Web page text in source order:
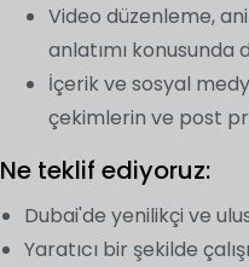
Video düzenleme,
anlatımı konusunda
İçerik ve sosyal
çekimlerin ve post
Ne teklif ediyoruz:
Dubai'de yenilikçi ve
Yaratıcı bir şekilde